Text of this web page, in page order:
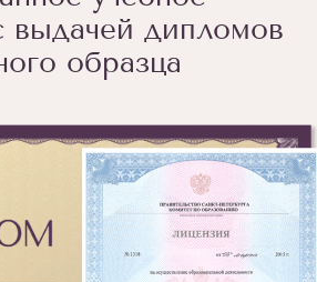
выдачей дипломов
образца